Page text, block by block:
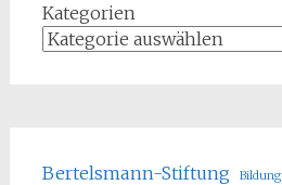
Kategorien
Bertelsmann-Stiftung Bildung